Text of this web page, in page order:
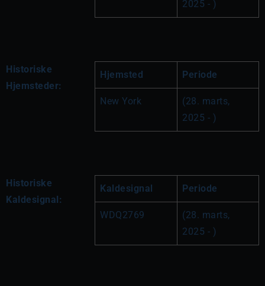
2025 - )
Historiske
Hjemsteder:
Hjemsted Periode
New York
(28. marts,
2025 - )
Historiske
Kaldesignal:
Kaldesignal Periode
WDQ2769
(28. marts,
2025 - )